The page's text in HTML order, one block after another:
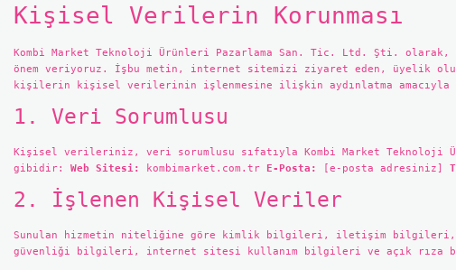
Kişisel Verilerin Korunması
Kombi Market Teknoloji Ürünleri Pazarlama San. Tic. Ltd. Şti.
önem veriyoruz. İşbu metin, internet sitemizi ziyaret eden, üyelik
kişilerin kişisel verilerinin işlenmesine ilişkin aydınlatma amacıyla
1. Veri Sorumlusu
Kişisel verileriniz, veri sorumlusu sıfatıyla Kombi Market
gibidir: Web Sitesi: kombimarket.com.tr E-Posta: [e-posta adresiniz]
2. İşlenen Kişisel Veriler
Sunulan hizmetin niteliğine göre kimlik bilgileri, iletişim
güvenliği bilgileri, internet sitesi kullanım bilgileri ve açık rıza